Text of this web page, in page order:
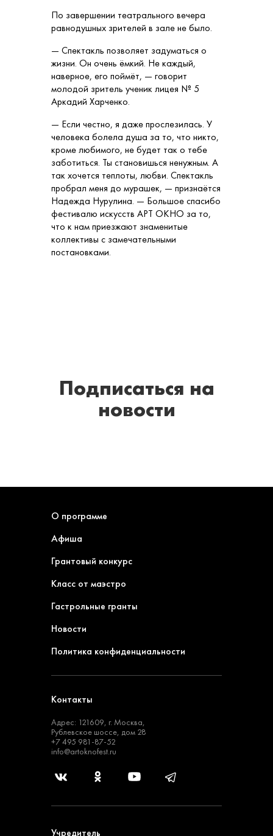
По завершении театрального вечера
равнодушных зрителей в зале не было.
— Спектакль позволяет задуматься о
жизни. Он очень ёмкий. Не каждый,
наверное, его поймёт, — говорит
молодой зритель ученик лицея № 5
Аркадий Харченко.
— Если честно, я даже прослезилась. У
человека болела душа за то, что никто,
кроме любимого, не будет так о тебе
заботиться. Ты становишься ненужным. А
так хочется теплоты, любви. Спектакль
пробрал меня до мурашек, — признаётся
Надежда Нурулина. — Большое спасибо
фестивалю искусств АРТ ОКНО за то,
что к нам приезжают знаменитые
коллективы с замечательными
постановками.
Подписаться на
новости
О программе
Афиша
Грантовый конкурс
Класс от маэстро
Гастрольные гранты
Новости
Политика конфиденциальности
Контакты
Адрес: 121609, г. Москва,
Рублевское шоссе, дом 28
+7 495 981-87-52
info@artoknofest.ru
Учредитель